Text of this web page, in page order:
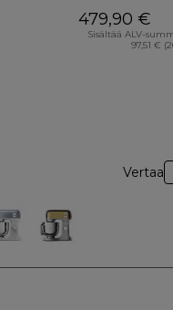
479,90 €
Sisältää ALV-
97,51 €
Vertaa